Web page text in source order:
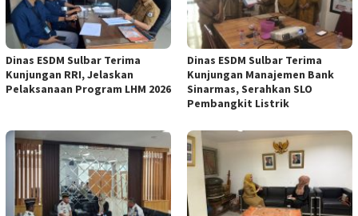
Dinas ESDM Sulbar Terima
Kunjungan RRI, Jelaskan
Pelaksanaan Program LHM 2026
Dinas ESDM Sulbar Terima
Kunjungan Manajemen Bank
Sinarmas, Serahkan SLO
Pembangkit Listrik